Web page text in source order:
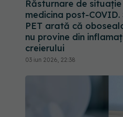
Răsturnare de situație
medicina post-COVID.
PET arată că
nu provine din
creierului
03 iun 2026, 22:38